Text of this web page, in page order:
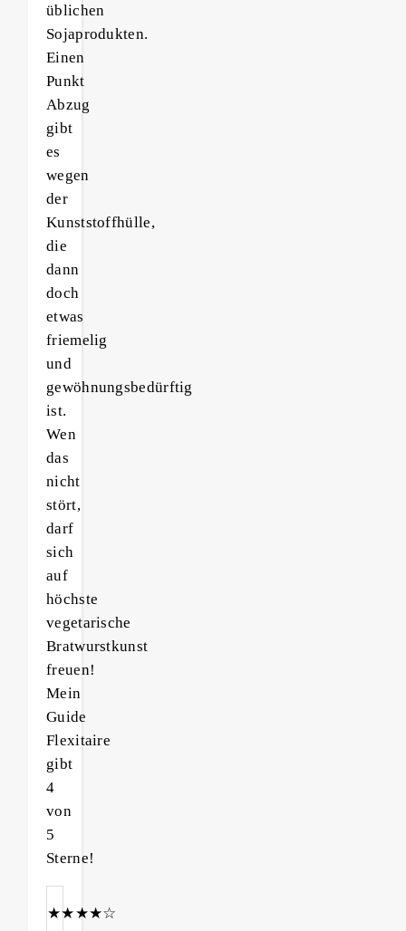
üblichen
Sojaprodukten.
Einen
Punkt
Abzug
gibt
es
wegen
der
Kunststoffhülle,
die
dann
doch
etwas
friemelig
und
gewöhnungsbedürftig
ist.
Wen
das
nicht
stört,
darf
sich
auf
höchste
vegetarische
Bratwurstkunst
freuen!
Mein
Guide
Flexitaire
gibt
4
von
5
Sterne!
★★★★☆